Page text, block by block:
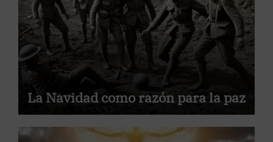
La Navidad como razón para la paz